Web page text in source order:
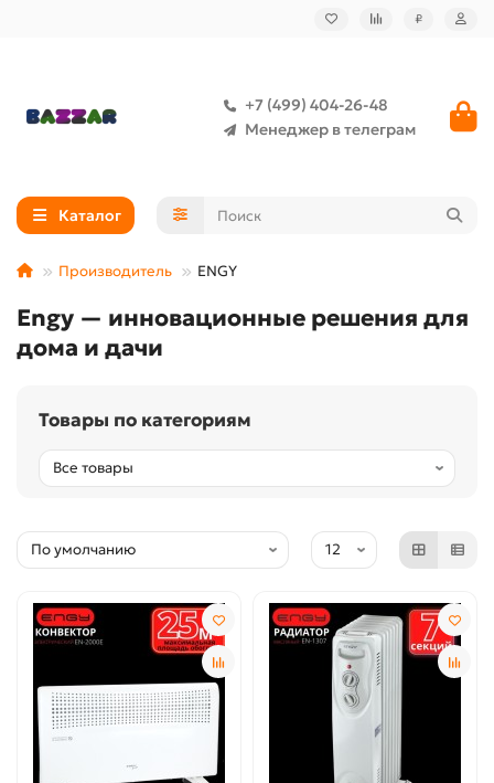
₽
+7 (499) 404-26-48
Менеджер в телеграм
Каталог
Производитель ENGY
Engy — инновационные решения для
дома и дачи
Товары по категориям